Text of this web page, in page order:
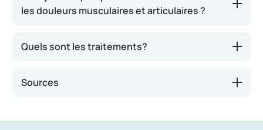
articulaires sont dues à une irritation de l’os, du
articulation constitue en réalité une charnière
permettant ainsi aux os de glisser aisément les uns
les douleurs musculaires et articulaires ?
Quels sont les traitements?
Sources